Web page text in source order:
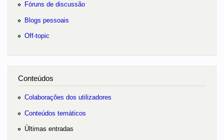
Fóruns de discussão
Blogs pessoais
Off-topic
Conteúdos
Colaborações dos utilizadores
Conteúdos temáticos
Últimas entradas